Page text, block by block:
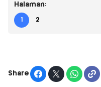
Halaman:
1 2
Share